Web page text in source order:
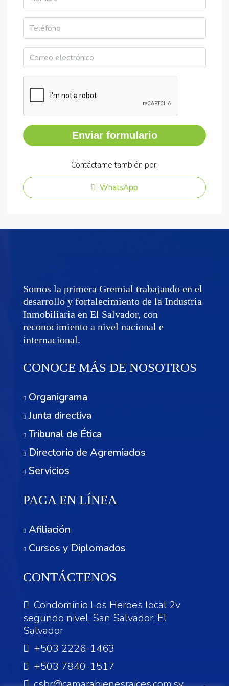
Enviar formulario
Contáctame también por:
WhatsApp
Somos la primera Gremial trabajando en el
desarrollo y fortalecimiento de la Industria
Inmobiliaria en El Salvador, con
reconocimiento a nivel nacional e
internacional.
CONOCE MÁS DE NOSOTROS
Organigrama
Junta directiva
Tribunal de Ética
Directorio de Agremiados
Servicios
PAGA EN LÍNEA
Afiliación
Cursos y Diplomados
CONTÁCTENOS
Condominio Los Heroes local 2v
segundo nivel, San Salvador, El
Salvador
+503 2226-1463
+503 7840-1517